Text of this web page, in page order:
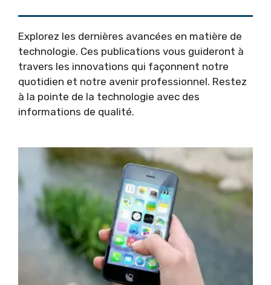
Explorez les dernières avancées en matière de
technologie. Ces publications vous guideront à
travers les innovations qui façonnent notre
quotidien et notre avenir professionnel. Restez
à la pointe de la technologie avec des
informations de qualité.